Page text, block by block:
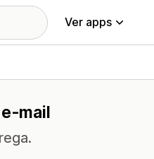
Ver apps
mail